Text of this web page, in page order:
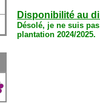
Disponibilité au
Désolé, je ne suis
plantation 2024/2025.